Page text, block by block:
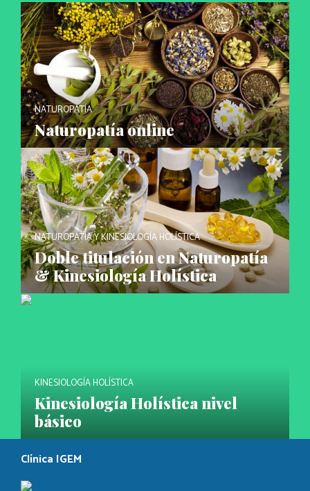
NATUROPATÍA
Naturopatía online
NATUROPATÍA Y KINESIOLOGÍA HOLÍSTICA
Doble titulación en Naturopatía
& Kinesiología Holística
KINESIOLOGÍA HOLÍSTICA
Kinesiología Holística nivel
básico
Clínica IGEM